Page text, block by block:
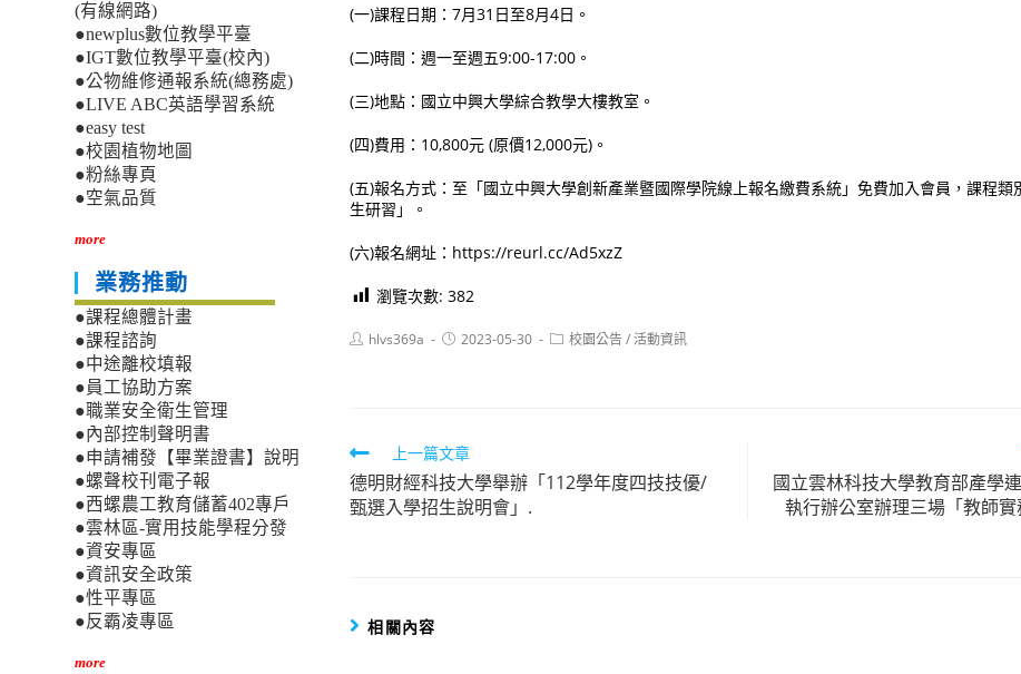
(一)課程日期：7月31日至8月4日。
(二)時間：週一至週五9:00-17:00。
(三)地點：國立中興大學綜合教學大樓教室。
(四)費用：10,800元 (原價12,000元)。
(五)報名方式：至「國立中興大學創新產業暨國際學院線上報名繳費系統」免費加入會員，課程類
生研習」。
(六)報名網址：https://reurl.cc/Ad5xzZ
瀏覽次數: 382
Posthlvs369a
Post2023-05-30
Post校園公告/活動資訊
Read
more
articles
上一篇文章
德明財經科技大學舉辦「112學年度四技技優/
甄選入學招生說明會」.
國立雲林科技大學教育部產學
執行辦公室辦理三場「教師
相關內容
(有線網路)
●newplus數位教學平臺
●IGT數位教學平臺(校內)
●公物維修通報系統(總務處)
●LIVE ABC英語學習系統
●easy test
●校園植物地圖
●粉絲專頁
●空氣品質
more
業務推動
●課程總體計畫
●課程諮詢
●中途離校填報
●員工協助方案
●職業安全衛生管理
●內部控制聲明書
●申請補發【畢業證書】說明
●螺聲校刊電子報
●西螺農工教育儲蓄402專戶
●雲林區-實用技能學程分發
●資安專區
●資訊安全政策
●性平專區
●反霸凌專區
more